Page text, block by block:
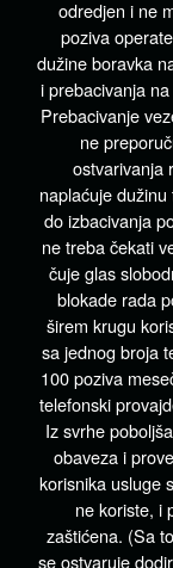
odredjen i ne
poziva
dužine boravka
i prebacivanja
Prebacivanje
ne
ostvarivanja
naplaćuje
do izbacivanja
ne treba čekati
čuje glas
blokade rada
širem krugu
sa jednog broja
100 poziva
telefonski
Iz svrhe
obaveza i
korisnika usluge
ne koriste, i
zaštićena. (Sa
se ostvaruje